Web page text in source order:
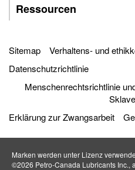
Ressourcen
Sitemap Verhaltens- und
Datenschutzrichtlinie
Menschenrechtsrichtlinie
Erklärung zur Zwangsarbeit
Marken werden unter Lizenz
©2026 Petro‐Canada Lubricants Inc.,